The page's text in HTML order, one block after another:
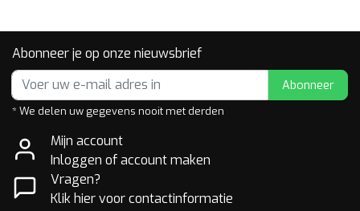
Abonneer je op onze nieuwsbrief
Abonneer
* We delen uw gegevens nooit met derden
Mijn account
Inloggen of account maken
Vragen?
Klik hier voor contactinformatie